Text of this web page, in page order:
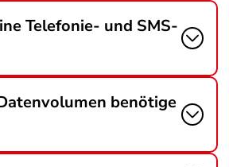
Telefonie- und SMS-
benötige